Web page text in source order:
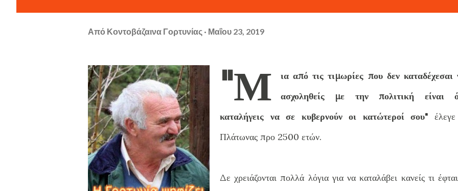
Από Κοντοβάζαινα Γορτυνίας Μαΐου 23, 2019
"Μ
ια από τις τιμωρίες που δεν καταδέχεσαι
ασχοληθείς με την πολιτική είναι
καταλήγεις να σε κυβερνούν οι κατώτεροί σου"
Πλάτωνας προ 2500 ετών.
Δε χρειάζονται πολλά λόγια για να καταλάβει κανείς τι